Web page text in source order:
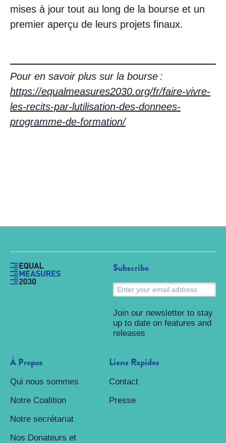
mises à jour tout au long de la bourse et un
premier aperçu de leurs projets finaux.
Pour en savoir plus sur la bourse :
https://equalmeasures2030.org/fr/faire-vivre-
les-recits-par-lutilisation-des-donnees-
programme-de-formation/
À Propos
Qui nous sommes
Notre Coalition
Notre secrétariat
Nos Donateurs et
Liens Rapides
Contact
Presse
Subscribe
Join our newsletter to stay
up to date on features and
releases